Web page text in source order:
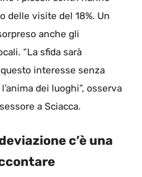
delle visite del 18%. Un
anche gli
“La sfida sarà
interesse senza
dei luoghi”, osserva
a Sciacca.
c’è una